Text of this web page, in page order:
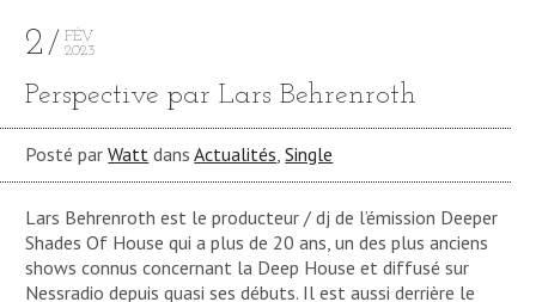
2
FÉV
2023
Perspective par Lars Behrenroth
Posté parWatt dansActualités,Single
Lars Behrenroth est le producteur / dj de l’émission Deeper
Shades Of House qui a plus de 20 ans, un des plus anciens
shows connus concernant la Deep House et diffusé sur
Nessradio depuis quasi ses débuts. Il est aussi derrière le